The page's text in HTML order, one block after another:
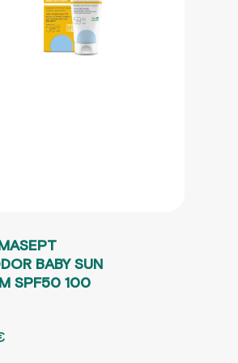
BABY SUN
SPF50 100
PRICE WAS: 22.74€.